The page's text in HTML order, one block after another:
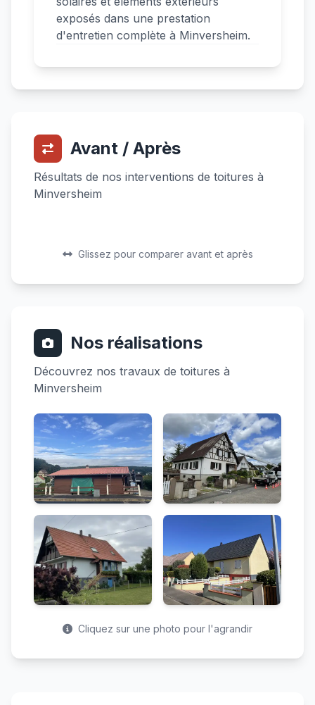
exposés dans une prestation
d'entretien complète à Minversheim.
Avant / Après
Résultats de nos interventions de toitures à
Minversheim
Avant
Après
Glissez pour comparer avant et après
Nos réalisations
Découvrez nos travaux de toitures à
Minversheim
Cliquez sur une photo pour l'agrandir